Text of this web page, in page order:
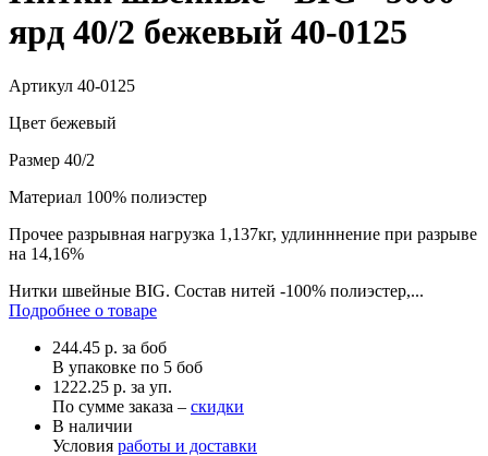
ярд 40/2 бежевый 40-0125
Артикул 40-0125
Цвет бежевый
Размер 40/2
Материал 100% полиэстер
Прочее разрывная нагрузка 1,137кг, удлинннение при разрыве
на 14,16%
Нитки швейные BIG. Состав нитей -100% полиэстер,...
Подробнее о товаре
244.45 р. за боб
В упаковке по 5 боб
1222.25 р. за уп.
По сумме заказа – скидки
В наличии
Условия работы и доставки